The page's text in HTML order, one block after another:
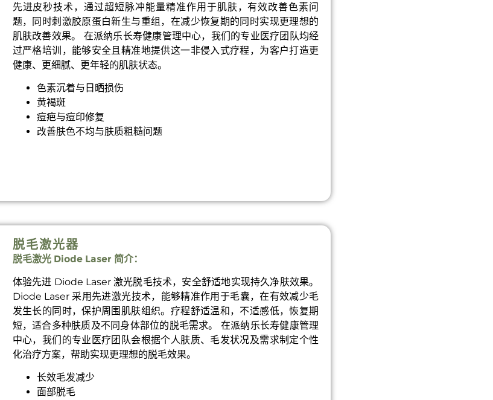
先进皮秒技术，通过超短脉冲能量精准作用于肌肤，有效改善色素问
题，同时刺激胶原蛋白新生与重组，在减少恢复期的同时实现更理想的
肌肤改善效果。 在派纳乐长寿健康管理中心，我们的专业医疗团队均经
过严格培训，能够安全且精准地提供这一非侵入式疗程，为客户打造更
健康、更细腻、更年轻的肌肤状态。
色素沉着与日晒损伤
黄褐斑
痘疤与痘印修复
改善肤色不均与肤质粗糙问题
脱毛激光器
脱毛激光 Diode Laser 简介：
体验先进 Diode Laser 激光脱毛技术，安全舒适地实现持久净肤效果。
Diode Laser 采用先进激光技术，能够精准作用于毛囊，在有效减少毛
发生长的同时，保护周围肌肤组织。疗程舒适温和，不适感低，恢复期
短，适合多种肤质及不同身体部位的脱毛需求。 在派纳乐长寿健康管理
中心，我们的专业医疗团队会根据个人肤质、毛发状况及需求制定个性
化治疗方案，帮助实现更理想的脱毛效果。
长效毛发减少
面部脱毛